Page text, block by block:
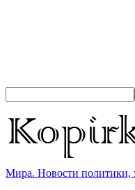
Мира. Новости политики,